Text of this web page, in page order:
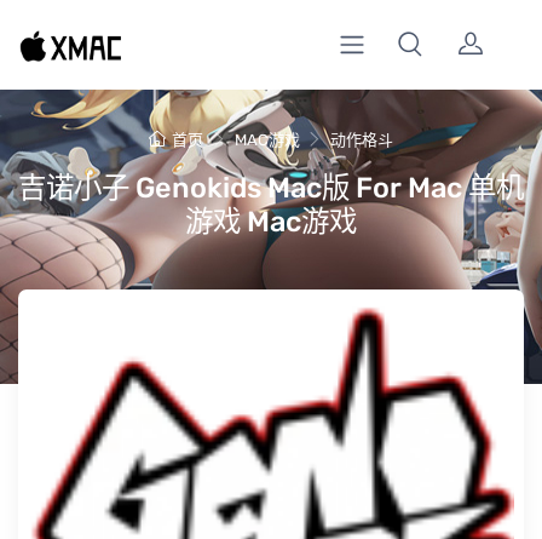
首页 MAC游戏 动作格斗
吉诺小子 Genokids Mac版 For Mac 单机
游戏 Mac游戏